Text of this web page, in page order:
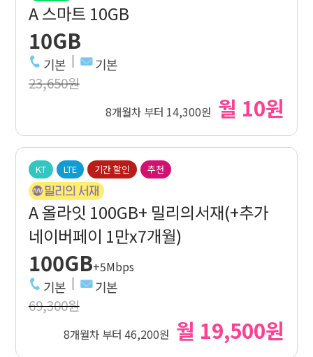
A 스마트 10GB
10GB
기본 기본
23,650원
8개월차 부터 14,300원 월 10원
KT LTE 기간 할인 추천
A 올라잇 100GB+ 밀리의서재(+추가
네이버페이 1만x7개월)
100GB+5Mbps
기본 기본
69,300원
8개월차 부터 46,200원 월 19,500원